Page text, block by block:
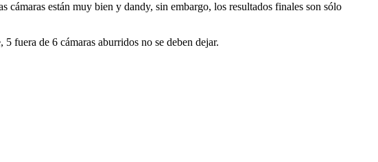
están muy bien y dandy, sin embargo, los resultados finales son sólo
fuera de 6 cámaras aburridos no se deben dejar.